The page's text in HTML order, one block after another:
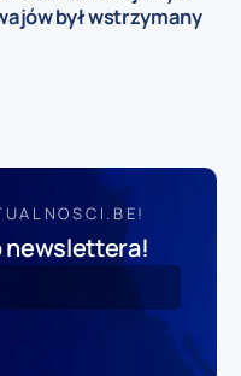
był wstrzymany
newslettera!